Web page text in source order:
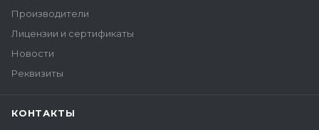
Производители
Лицензии и сертификаты
Новости
Реквизиты
КОНТАКТЫ